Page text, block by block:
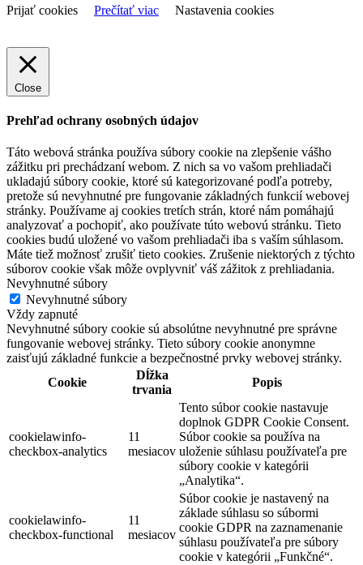
Prijať cookies Prečítať viac Nastavenia cookies
Close
Prehľad ochrany osobných údajov
Táto webová stránka používa súbory cookie na zlepšenie vášho
zážitku pri prechádzaní webom. Z nich sa vo vašom prehliadači
ukladajú súbory cookie, ktoré sú kategorizované podľa potreby,
pretože sú nevyhnutné pre fungovanie základných funkcií webovej
stránky. Používame aj cookies tretích strán, ktoré nám pomáhajú
analyzovať a pochopiť, ako používate túto webovú stránku. Tieto
cookies budú uložené vo vašom prehliadači iba s vaším súhlasom.
Máte tiež možnosť zrušiť tieto cookies. Zrušenie niektorých z týchto
súborov cookie však môže ovplyvniť váš zážitok z prehliadania.
Nevyhnutné súbory
Nevyhnutné súbory
Vždy zapnuté
Nevyhnutné súbory cookie sú absolútne nevyhnutné pre správne
fungovanie webovej stránky. Tieto súbory cookie anonymne
zaisťujú základné funkcie a bezpečnostné prvky webovej stránky.
Cookie
Dĺžka
trvania
Popis
cookielawinfo-
checkbox-analytics
11
mesiacov
Tento súbor cookie nastavuje
doplnok GDPR Cookie Consent.
Súbor cookie sa používa na
uloženie súhlasu používateľa pre
súbory cookie v kategórii
„Analytika“.
cookielawinfo-
checkbox-functional
11
mesiacov
Súbor cookie je nastavený na
základe súhlasu so súbormi
cookie GDPR na zaznamenanie
súhlasu používateľa pre súbory
cookie v kategórii „Funkčné“.